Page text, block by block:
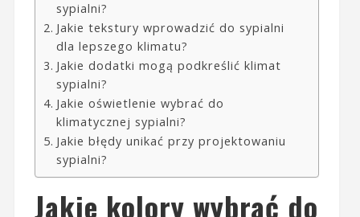
sypialni?
Jakie tekstury wprowadzić do sypialni
dla lepszego klimatu?
Jakie dodatki mogą podkreślić klimat
sypialni?
Jakie oświetlenie wybrać do
klimatycznej sypialni?
Jakie błędy unikać przy projektowaniu
sypialni?
Jakie kolory wybrać do